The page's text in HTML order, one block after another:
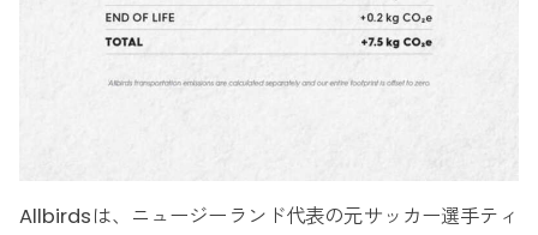
Allbirdsは、ニュージーランド代表の元サッカー選手ティ